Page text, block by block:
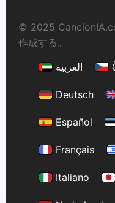
© 2025
作成する。
العربية
Deutsch
Español
Français
Italiano